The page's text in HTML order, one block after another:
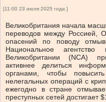
[11:00 23 июля 2025 года ]
Великобритания начала
переводов между
опасений по поводу
Национальное
Великобритании (NCA)
активнее делиться
органами, чтобы
нелегальных операций с
ежегодно в стране
преступных сетей достигает